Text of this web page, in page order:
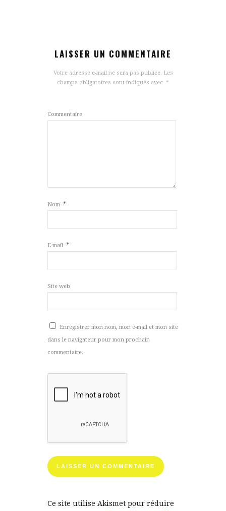
LAISSER UN COMMENTAIRE
Votre adresse e-mail ne sera pas publiée. Les
champs obligatoires sont indiqués avec
*
Commentaire
Nom *
E-mail *
Site web
Enregistrer mon nom, mon e-mail et mon site
dans le navigateur pour mon prochain
commentaire.
Ce site utilise Akismet pour réduire